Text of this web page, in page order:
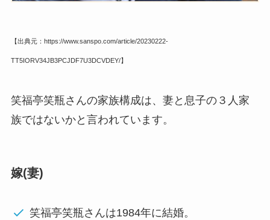
【出典元：https://www.sanspo.com/article/20230222-
TT5IORV34JB3PCJDF7U3DCVDEY/】
笑福亭笑瓶さんの家族構成は、妻と息子の３人家
族ではないかと言われています。
嫁(妻)
笑福亭笑瓶さんは1984年に結婚。